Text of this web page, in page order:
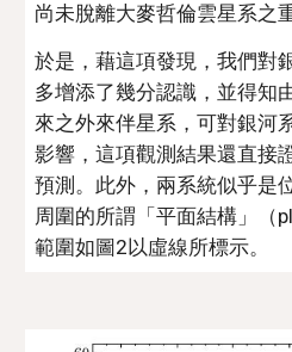
尚未脫離大麥哲倫雲星系之
於是，藉這項發現，我們對
多增添了幾分認識，並得知
來之外來伴星系，可對銀河
影響，這項觀測結果還直接
預測。此外，兩系統似乎是
周圍的所謂「平面結構」（
範圍如圖2以虛線所標示。